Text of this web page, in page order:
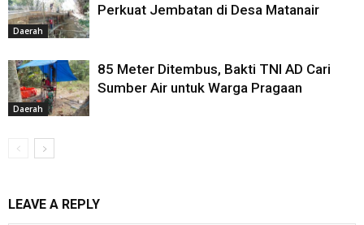
Daerah
Perkuat Jembatan di Desa Matanair
Daerah
85 Meter Ditembus, Bakti TNI AD Cari
Sumber Air untuk Warga Pragaan
LEAVE A REPLY